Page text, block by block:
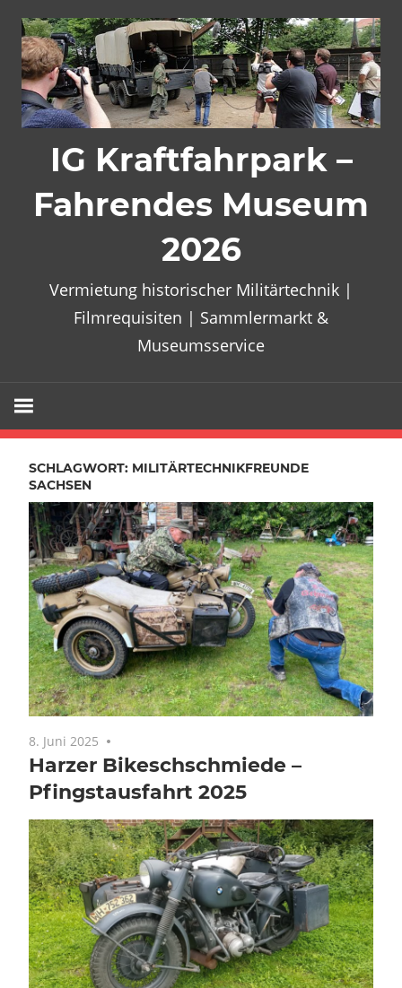
Inhalt
springen
IG Kraftfahrpark –
Fahrendes Museum
2026
Vermietung historischer Militärtechnik |
Filmrequisiten | Sammlermarkt &
Museumsservice
SCHLAGWORT: MILITÄRTECHNIKFREUNDE
SACHSEN
8. Juni 2025
Harzer Bikeschschmiede –
Pfingstausfahrt 2025